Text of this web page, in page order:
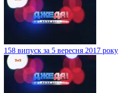
158 випуск за 5 вересня 2017 року